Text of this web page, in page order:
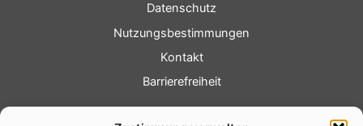
Datenschutz
Nutzungsbestimmungen
Kontakt
Barrierefreiheit